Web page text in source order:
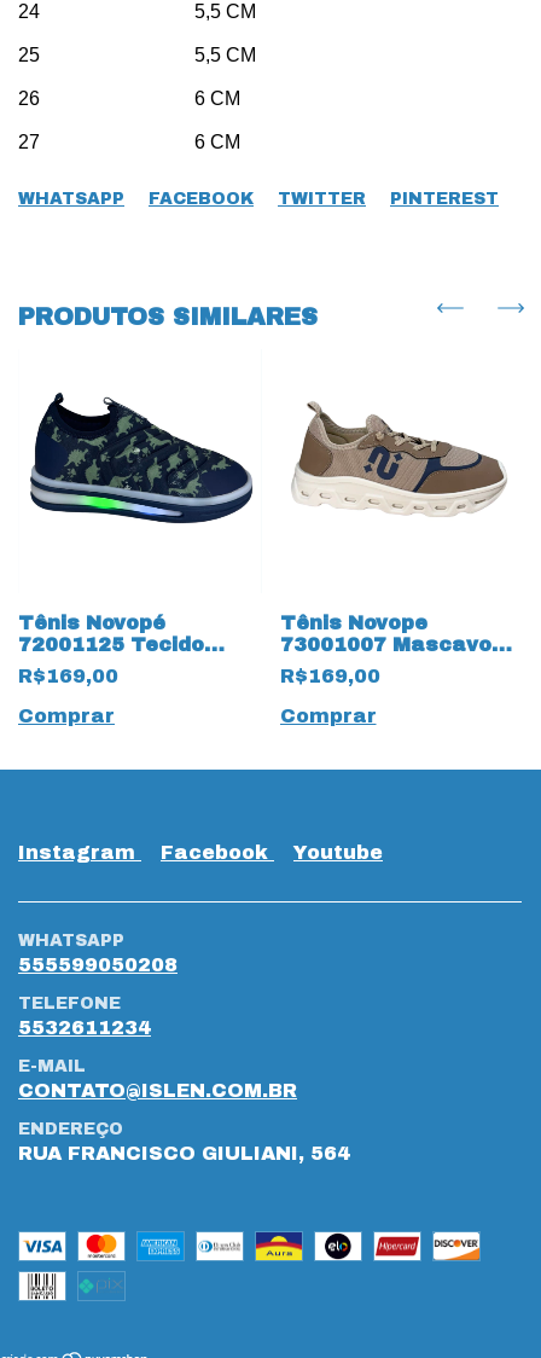
24 5,5 CM
25 5,5 CM
26 6 CM
27 6 CM
WHATSAPP FACEBOOK TWITTER PINTEREST
PRODUTOS SIMILARES
Tênis Novopé
72001125 Tecido
Dinossauro Verde
com 18134 Marinho
R$169,00
Comprar
Tênis Novope
73001007 Mascavo
19465 Marinho
R$169,00
Comprar
Instagram Facebook Youtube
WHATSAPP
555599050208
TELEFONE
5532611234
E-MAIL
CONTATO@ISLEN.COM.BR
ENDEREÇO
RUA FRANCISCO GIULIANI, 564